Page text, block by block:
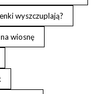
wyszczuplają?
wiosnę